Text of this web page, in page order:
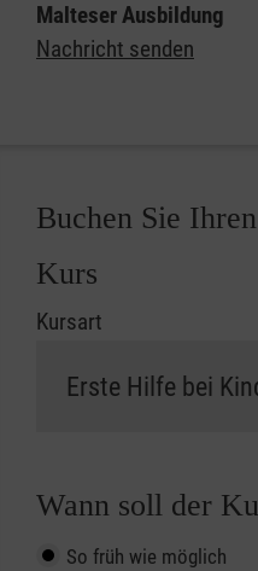
Malteser Ausbildung
Nachricht senden
Buchen Sie
Kurs
Kursart
Wann soll der
So früh wie möglich